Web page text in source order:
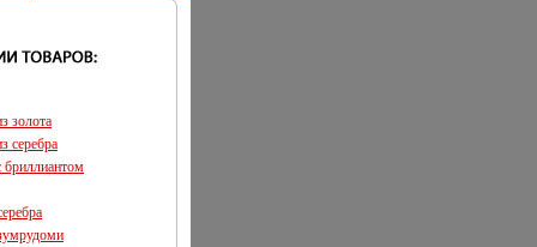
золота
серебра
бриллиантом